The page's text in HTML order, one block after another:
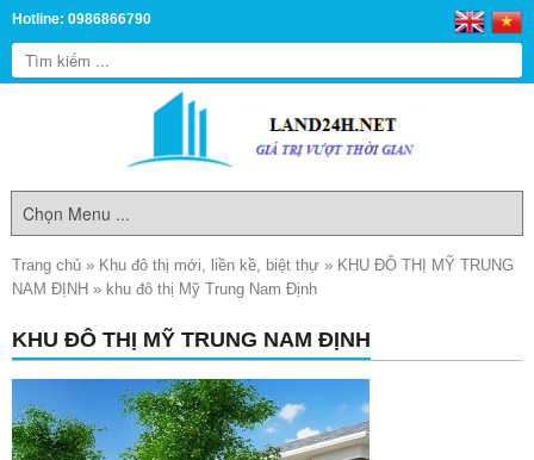
Hotline: 0986866790
Trang chủ » Khu đô thị mới, liền kề, biệt thự » KHU ĐÔ THỊ MỸ TRUNG
NAM ĐỊNH » khu đô thị Mỹ Trung Nam Định
KHU ĐÔ THỊ MỸ TRUNG NAM ĐỊNH